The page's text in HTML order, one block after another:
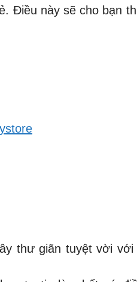
Điều này sẽ cho bạn
thư giãn tuyệt vời